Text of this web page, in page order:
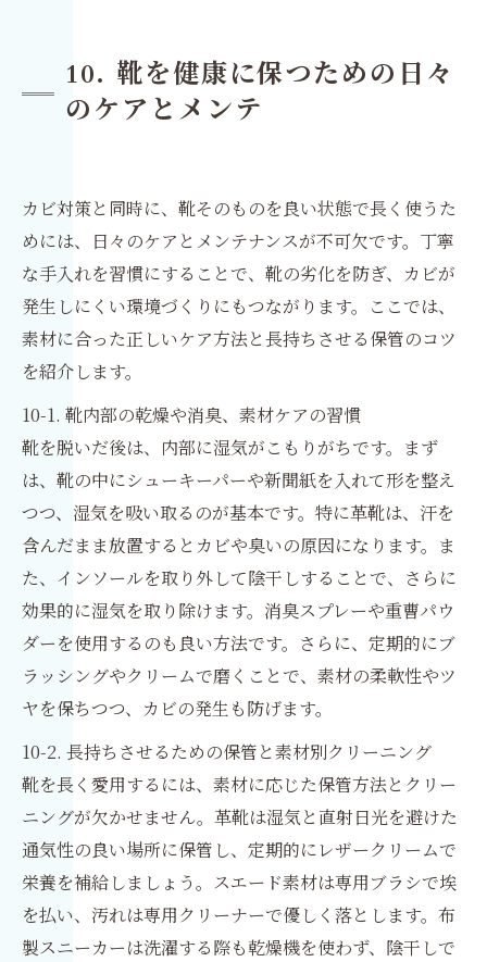
10. 靴を健康に保つための日々
のケアとメンテ
カビ対策と同時に、靴そのものを良い状態で長く使うた
めには、日々のケアとメンテナンスが不可欠です。丁寧
な手入れを習慣にすることで、靴の劣化を防ぎ、カビが
発生しにくい環境づくりにもつながります。ここでは、
素材に合った正しいケア方法と長持ちさせる保管のコツ
を紹介します。
10-1. 靴内部の乾燥や消臭、素材ケアの習慣
靴を脱いだ後は、内部に湿気がこもりがちです。まず
は、靴の中にシューキーパーや新聞紙を入れて形を整え
つつ、湿気を吸い取るのが基本です。特に革靴は、汗を
含んだまま放置するとカビや臭いの原因になります。ま
た、インソールを取り外して陰干しすることで、さらに
効果的に湿気を取り除けます。消臭スプレーや重曹パウ
ダーを使用するのも良い方法です。さらに、定期的にブ
ラッシングやクリームで磨くことで、素材の柔軟性やツ
ヤを保ちつつ、カビの発生も防げます。
10-2. 長持ちさせるための保管と素材別クリーニング
靴を長く愛用するには、素材に応じた保管方法とクリー
ニングが欠かせません。革靴は湿気と直射日光を避けた
通気性の良い場所に保管し、定期的にレザークリームで
栄養を補給しましょう。スエード素材は専用ブラシで埃
を払い、汚れは専用クリーナーで優しく落とします。布
製スニーカーは洗濯する際も乾燥機を使わず、陰干しで